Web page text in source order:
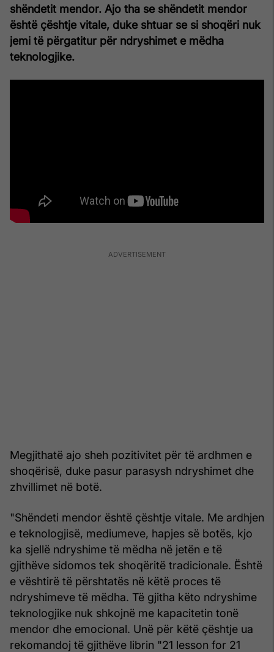
shëndetit mendor. Ajo tha se shëndetit mendor
është çështje vitale, duke shtuar se si shoqëri nuk
jemi të përgatitur për ndryshimet e mëdha
teknologjike.
Megjithatë ajo sheh pozitivitet për të ardhmen e
shoqërisë, duke pasur parasysh ndryshimet dhe
zhvillimet në botë.
"Shëndeti mendor është çështje vitale. Me ardhjen
e teknologjisë, mediumeve, hapjes së botës, kjo
ka sjellë ndryshime të mëdha në jetën e të
gjithëve sidomos tek shoqëritë tradicionale. Është
e vështirë të përshtatës në këtë proces të
ndryshimeve të mëdha. Të gjitha këto ndryshime
teknologjike nuk shkojnë me kapacitetin tonë
mendor dhe emocional. Unë për këtë çështje ua
rekomandoj të gjithëve librin "21 lesson for 21